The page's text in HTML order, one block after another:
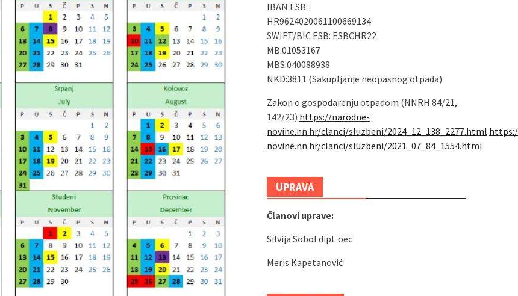
IBAN ESB:
HR9624020061100669134
SWIFT/BIC ESB: ESBCHR22
MB:01053167
MBS:040088938
NKD:3811 (Sakupljanje neopasnog otpada)
Zakon o gospodarenju otpadom (NNRH 84/21,
142/23) https://narodne-
novine.nn.hr/clanci/sluzbeni/2024_12_138_2277.html
novine.nn.hr/clanci/sluzbeni/2021_07_84_1554.html
UPRAVA
Članovi uprave:
Silvija Sobol dipl. oec
Meris Kapetanović